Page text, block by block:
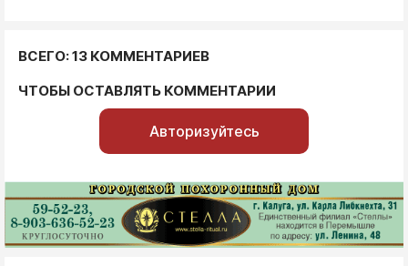
ВСЕГО: 13 КОММЕНТАРИЕВ
ЧТОБЫ ОСТАВЛЯТЬ КОММЕНТАРИИ
Авторизуйтесь